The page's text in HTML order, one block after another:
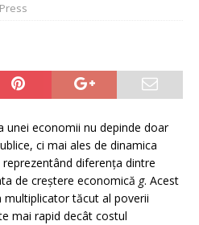
unei economii nu depinde doar
ci mai ales de dinamica
diferența dintre
de creștere economică g. Acest
tăcut al poverii
mai rapid decât costul